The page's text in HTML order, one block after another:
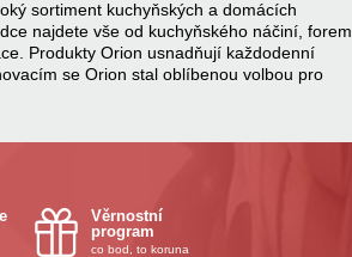
sortiment kuchyňských a domácích
najdete vše od kuchyňského náčiní, forem
Produkty Orion usnadňují každodenní
se Orion stal oblíbenou volbou pro
Věrnostní
program
co bod, to koruna